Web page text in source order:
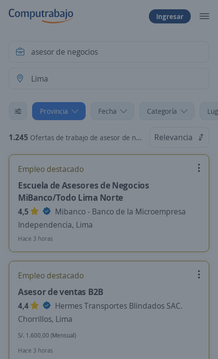
Ingresar
Provincia Fecha Categoría
1.245 Ofertas de trabajo de asesor de negocios en Lima Relevancia
Empleo destacado
Escuela de Asesores de Negocios
MiBanco/Todo Lima Norte
4,5
Mibanco - Banco de la Microempresa
Independencia, Lima
Hace 3 horas
Empleo destacado
Asesor de ventas B2B
4,4
Hermes Transportes Blindados SAC.
Chorrillos, Lima
S/. 1.600,00 (Mensual)
Hace 3 horas